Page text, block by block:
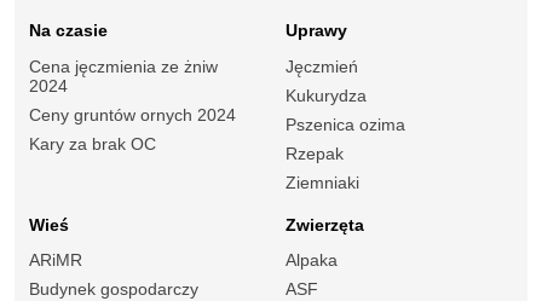
Na czasie
Cena jęczmienia ze żniw
2024
Ceny gruntów ornych 2024
Kary za brak OC
Uprawy
Jęczmień
Kukurydza
Pszenica ozima
Rzepak
Ziemniaki
Wieś
ARiMR
Budynek gospodarczy
Zwierzęta
Alpaka
ASF